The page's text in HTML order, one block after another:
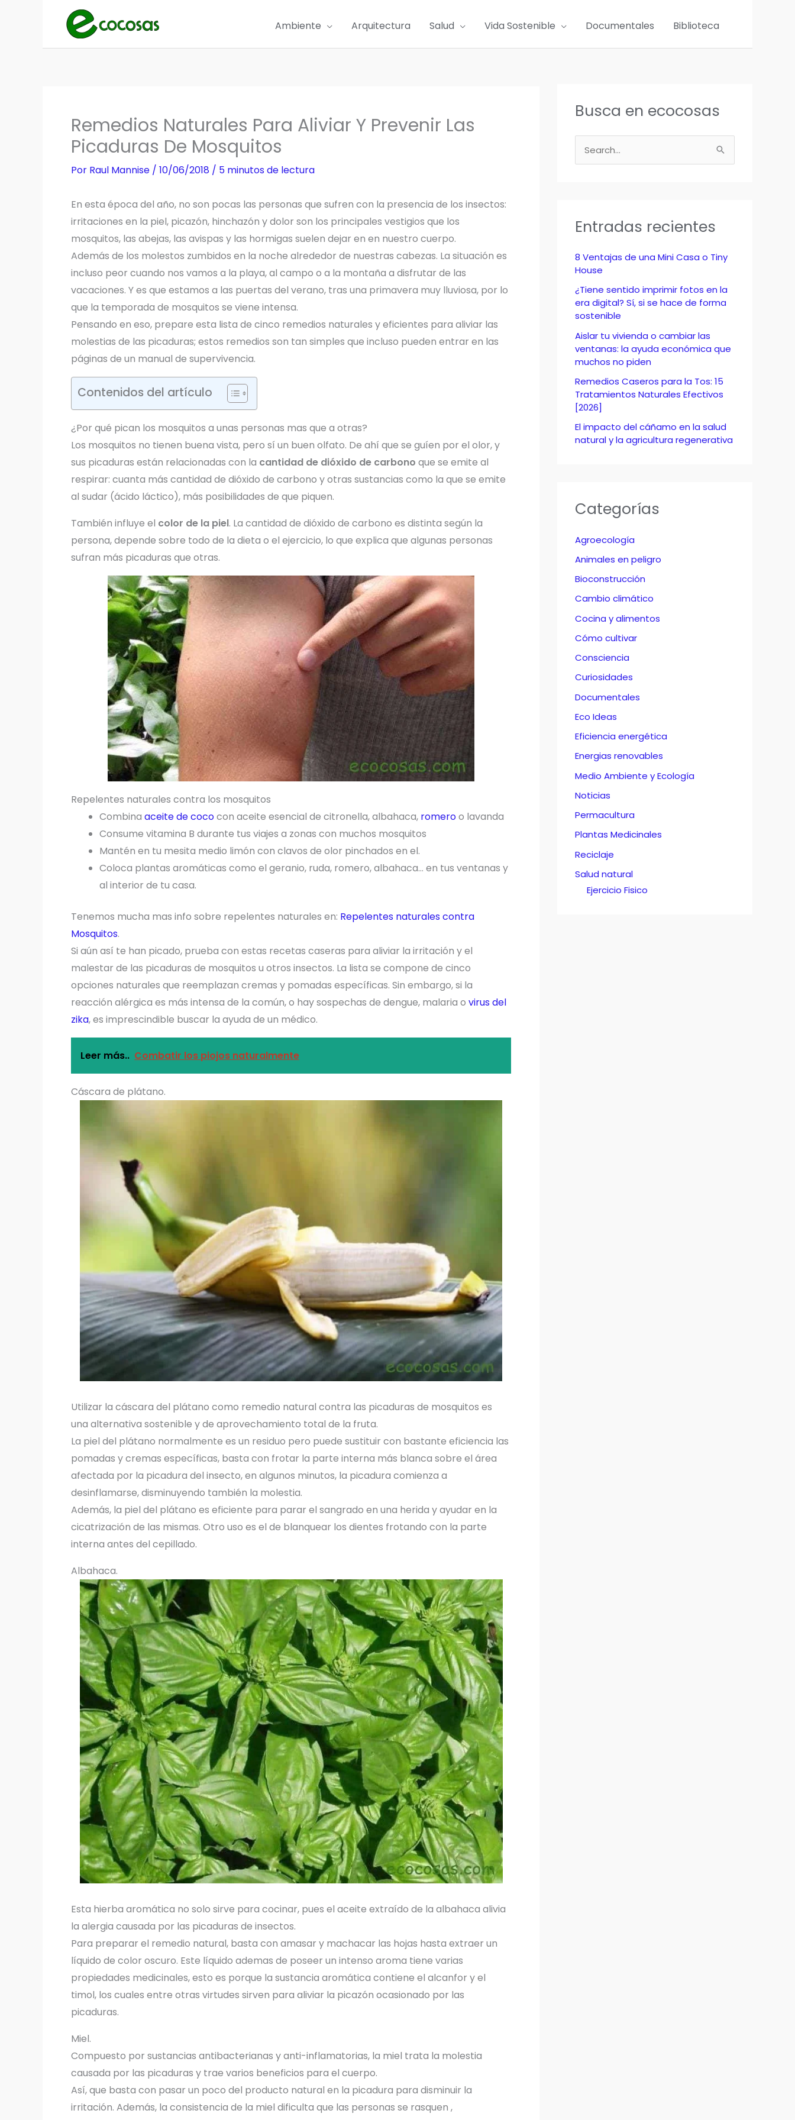
Ambiente Arquitectura Salud Vida Sostenible Documentales Biblioteca
Remedios Naturales Para Aliviar Y Prevenir Las
Picaduras De Mosquitos
Por Raul Mannise / 10/06/2018 / 5 minutos de lectura
En esta época del año, no son pocas las personas que sufren con la presencia de los insectos:
irritaciones en la piel, picazón, hinchazón y dolor son los principales vestigios que los
mosquitos, las abejas, las avispas y las hormigas suelen dejar en en nuestro cuerpo.
Además de los molestos zumbidos en la noche alrededor de nuestras cabezas. La situación es
incluso peor cuando nos vamos a la playa, al campo o a la montaña a disfrutar de las
vacaciones. Y es que estamos a las puertas del verano, tras una primavera muy lluviosa, por lo
que la temporada de mosquitos se viene intensa.
Pensando en eso, prepare esta lista de cinco remedios naturales y eficientes para aliviar las
molestias de las picaduras; estos remedios son tan simples que incluso pueden entrar en las
páginas de un manual de supervivencia.
Contenidos del artículo
¿Por qué pican los mosquitos a unas personas mas que a otras?
Los mosquitos no tienen buena vista, pero sí un buen olfato. De ahí que se guíen por el olor, y
sus picaduras están relacionadas con la cantidad de dióxido de carbono que se emite al
respirar: cuanta más cantidad de dióxido de carbono y otras sustancias como la que se emite
al sudar (ácido láctico), más posibilidades de que piquen.
También influye el color de la piel. La cantidad de dióxido de carbono es distinta según la
persona, depende sobre todo de la dieta o el ejercicio, lo que explica que algunas personas
sufran más picaduras que otras.
Repelentes naturales contra los mosquitos
Combina aceite de cococon aceite esencial de citronella, albahaca, romeroo lavanda
Consume vitamina B durante tus viajes a zonas con muchos mosquitos
Mantén en tu mesita medio limón con clavos de olor pinchados en el.
Coloca plantas aromáticas como el geranio, ruda, romero, albahaca… en tus ventanas y
al interior de tu casa.
Tenemos mucha mas info sobre repelentes naturales en: Repelentes naturales contra
Mosquitos.
Si aún así te han picado, prueba con estas recetas caseras para aliviar la irritación y el
malestar de las picaduras de mosquitos u otros insectos. La lista se compone de cinco
opciones naturales que reemplazan cremas y pomadas específicas. Sin embargo, si la
reacción alérgica es más intensa de la común, o hay sospechas de dengue, malaria o virus del
zika, es imprescindible buscar la ayuda de un médico.
Leer más.. Combatir los piojos naturalmente
Cáscara de plátano.
Utilizar la cáscara del plátano como remedio natural contra las picaduras de mosquitos es
una alternativa sostenible y de aprovechamiento total de la fruta.
La piel del plátano normalmente es un residuo pero puede sustituir con bastante eficiencia las
pomadas y cremas específicas, basta con frotar la parte interna más blanca sobre el área
afectada por la picadura del insecto, en algunos minutos, la picadura comienza a
desinflamarse, disminuyendo también la molestia.
Además, la piel del plátano es eficiente para parar el sangrado en una herida y ayudar en la
cicatrización de las mismas. Otro uso es el de blanquear los dientes frotando con la parte
interna antes del cepillado.
Albahaca.
Esta hierba aromática no solo sirve para cocinar, pues el aceite extraído de la albahaca alivia
la alergia causada por las picaduras de insectos.
Para preparar el remedio natural, basta con amasar y machacar las hojas hasta extraer un
líquido de color oscuro. Este líquido ademas de poseer un intenso aroma tiene varias
propiedades medicinales, esto es porque la sustancia aromática contiene el alcanfor y el
timol, los cuales entre otras virtudes sirven para aliviar la picazón ocasionado por las
picaduras.
Miel.
Compuesto por sustancias antibacterianas y anti-inflamatorias, la miel trata la molestia
causada por las picaduras y trae varios beneficios para el cuerpo.
Así, que basta con pasar un poco del producto natural en la picadura para disminuir la
irritación. Además, la consistencia de la miel dificulta que las personas se rasquen ,
Busca en ecocosas
u
r
o
:
Entradas recientes
8 Ventajas de una Mini Casa o Tiny
House
¿Tiene sentido imprimir fotos en la
era digital? Sí, si se hace de forma
sostenible
Aislar tu vivienda o cambiar las
ventanas: la ayuda económica que
muchos no piden
Remedios Caseros para la Tos: 15
Tratamientos Naturales Efectivos
[2026]
El impacto del cáñamo en la salud
natural y la agricultura regenerativa
Categorías
Agroecología
Animales en peligro
Bioconstrucción
Cambio climático
Cocina y alimentos
Cómo cultivar
Consciencia
Curiosidades
Documentales
Eco Ideas
Eficiencia energética
Energias renovables
Medio Ambiente y Ecología
Noticias
Permacultura
Plantas Medicinales
Reciclaje
Salud natural
Ejercicio Fisico